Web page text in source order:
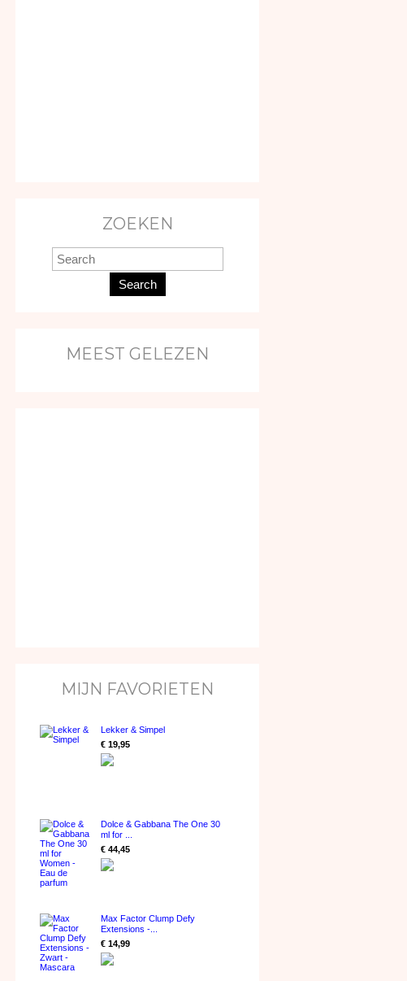
ZOEKEN
Search
MEEST GELEZEN
MIJN FAVORIETEN
Lekker & Simpel
€ 19,95
Dolce & Gabbana The One 30
ml for ...
€ 44,45
Max Factor Clump Defy
Extensions -...
€ 14,99